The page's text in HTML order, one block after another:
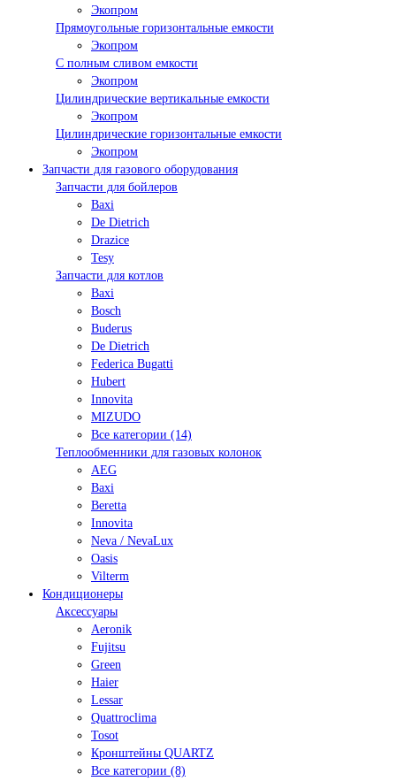
Экопром
Прямоугольные горизонтальные емкости
Экопром
С полным сливом емкости
Экопром
Цилиндрические вертикальные емкости
Экопром
Цилиндрические горизонтальные емкости
Экопром
Запчасти для газового оборудования
Запчасти для бойлеров
Baxi
De Dietrich
Drazice
Tesy
Запчасти для котлов
Baxi
Bosch
Buderus
De Dietrich
Federica Bugatti
Hubert
Innovita
MIZUDO
Все категории (14)
Теплообменники для газовых колонок
AEG
Baxi
Beretta
Innovita
Neva / NevaLux
Oasis
Vilterm
Кондиционеры
Аксессуары
Aeronik
Fujitsu
Green
Haier
Lessar
Quattroclima
Tosot
Кронштейны QUARTZ
Все категории (8)